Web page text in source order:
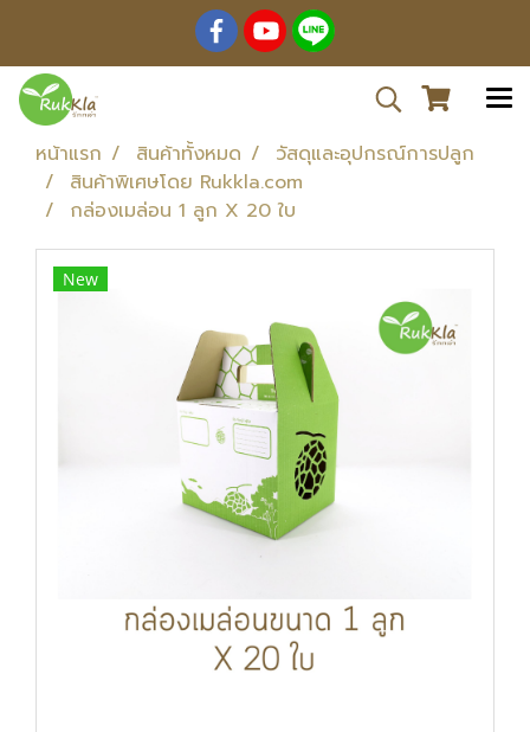
หน้าแรก สินค้าทั้งหมด
วัสดุและอุปกรณ์การปลูก
สินค้าพิเศษโดย Rukkla.com
กล่องเมล่อน 1 ลูก X 20 ใบ
New